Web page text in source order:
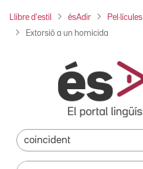
Llibre d'estil ésAdir Pel·lícules
Extorsió a un homicida